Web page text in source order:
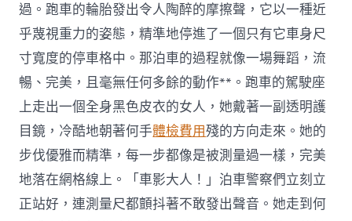
過。跑車的輪胎發出令人陶醉的摩擦聲，它以一種近
乎蔑視重力的姿態，精準地停進了一個只有它車身尺
寸寬度的停車格中。那泊車的過程就像一場舞蹈，流
暢、完美，且毫無任何多餘的動作**。跑車的駕駛座
上走出一個全身黑色皮衣的女人，她戴著一副透明護
目鏡，冷酷地朝著何手體檢費用殘的方向走來。她的
步伐優雅而精準，每一步都像是被測量過一樣，完美
地落在網格線上。「車影大人！」泊車警察們立刻立
正站好，連測量尺都顫抖著不敢發出聲音。她走到何